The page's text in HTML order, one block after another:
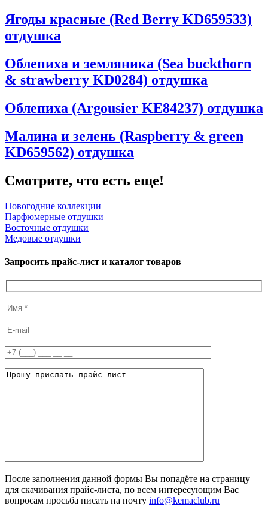
Ягоды красные (Red Berry KD659533)
отдушка
Облепиха и земляника (Sea buckthorn
& strawberry KD0284) отдушка
Облепиха (Argousier KE84237) отдушка
Малина и зелень (Raspberry & green
KD659562) отдушка
Смотрите, что есть еще!
Новогодние коллекции
Парфюмерные отдушки
Восточные отдушки
Медовые отдушки
Запросить прайс-лист и каталог товаров
После заполнения данной формы Вы попадёте на страницу
для скачивания прайс-листа, по всем интересующим Вас
вопросам просьба писать на почту info@kemaclub.ru